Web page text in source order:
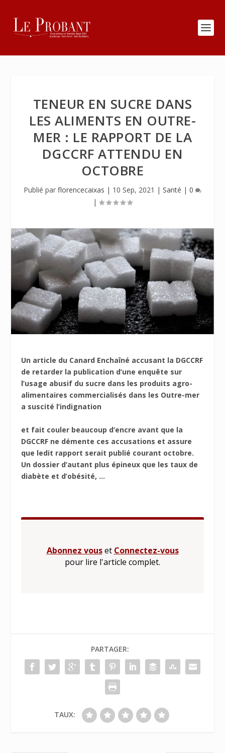
TENEUR EN SUCRE DANS
LES ALIMENTS EN OUTRE-
MER : LE RAPPORT DE LA
DGCCRF ATTENDU EN
OCTOBRE
Publié par florencecaixas | 10 Sep, 2021 | Santé | 0
|
Un article du Canard Enchaîné accusant la DGCCRF
de retarder la publication d’une enquête sur
l’usage abusif du sucre dans les produits agro-
alimentaires commercialisés dans les Outre-mer
a suscité l’indignation
et fait couler beaucoup d’encre avant que la
DGCCRF ne démente ces accusations et assure
que ledit rapport serait publié courant octobre.
Un dossier d’autant plus épineux que les taux de
diabète et d’obésité, ...
Abonnez vouset Connectez-vous
pour lire l'article complet.
PARTAGER:
TAUX: